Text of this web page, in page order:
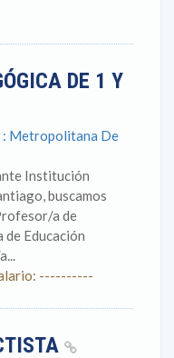
DE 1 Y
: Metropolitana De
Institución
buscamos
a de
de Educación
----------